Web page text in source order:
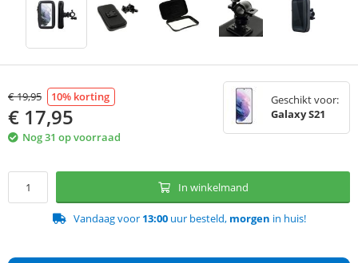
€19,95 10% korting
€ 17,95
Nog 31 op voorraad
Geschikt voor:
Galaxy S21
In winkelmand
Vandaag voor 13:00uur besteld, morgen in huis!